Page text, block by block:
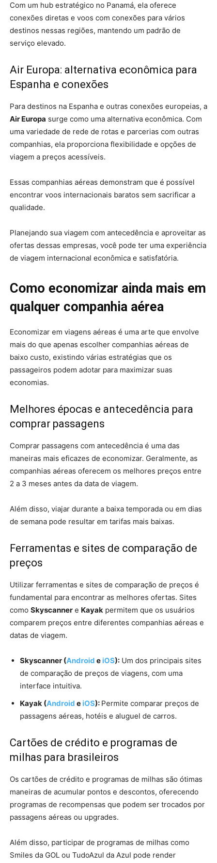
Com um hub estratégico no Panamá, ela oferece
conexões diretas e voos com conexões para vários
destinos nessas regiões, mantendo um padrão de
serviço elevado.
Air Europa: alternativa econômica para
Espanha e conexões
Para destinos na Espanha e outras conexões europeias, a
Air Europa surge como uma alternativa econômica. Com
uma variedade de rede de rotas e parcerias com outras
companhias, ela proporciona flexibilidade e opções de
viagem a preços acessíveis.
Essas companhias aéreas demonstram que é possível
encontrar voos internacionais baratos sem sacrificar a
qualidade.
Planejando sua viagem com antecedência e aproveitar as
ofertas dessas empresas, você pode ter uma experiência
de viagem internacional econômica e satisfatória.
Como economizar ainda mais em
qualquer companhia aérea
Economizar em viagens aéreas é uma arte que envolve
mais do que apenas escolher companhias aéreas de
baixo custo, existindo várias estratégias que os
passageiros podem adotar para maximizar suas
economias.
Melhores épocas e antecedência para
comprar passagens
Comprar passagens com antecedência é uma das
maneiras mais eficazes de economizar. Geralmente, as
companhias aéreas oferecem os melhores preços entre
2 a 3 meses antes da data de viagem.
Além disso, viajar durante a baixa temporada ou em dias
de semana pode resultar em tarifas mais baixas.
Ferramentas e sites de comparação de
preços
Utilizar ferramentas e sites de comparação de preços é
fundamental para encontrar as melhores ofertas. Sites
como Skyscanner e Kayak permitem que os usuários
comparem preços entre diferentes companhias aéreas e
datas de viagem.
Skyscanner (Android e iOS): Um dos principais sites
de comparação de preços de viagens, com uma
interface intuitiva.
Kayak (Android e iOS): Permite comparar preços de
passagens aéreas, hotéis e aluguel de carros.
Cartões de crédito e programas de
milhas para brasileiros
Os cartões de crédito e programas de milhas são ótimas
maneiras de acumular pontos e descontos, oferecendo
programas de recompensas que podem ser trocados por
passagens aéreas ou upgrades.
Além disso, participar de programas de milhas como
Smiles da GOL ou TudoAzul da Azul pode render